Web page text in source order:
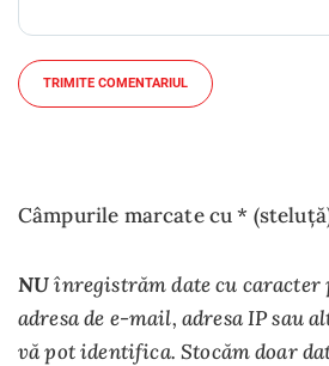
TRIMITE COMENTARIUL
Câmpurile marcate cu *
NUînregistrăm date cu caracter
adresa de e-mail, adresa IP sau
vă pot identifica. Stocăm doar